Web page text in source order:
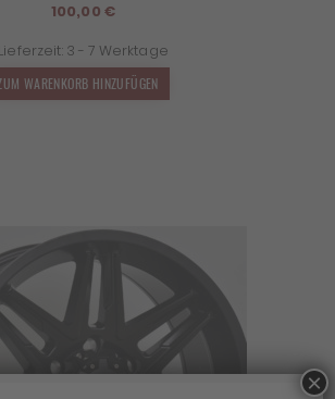
100,00 €
Lieferzeit: 3 - 7 Werktage
WARENKORB HINZUFÜGEN
×